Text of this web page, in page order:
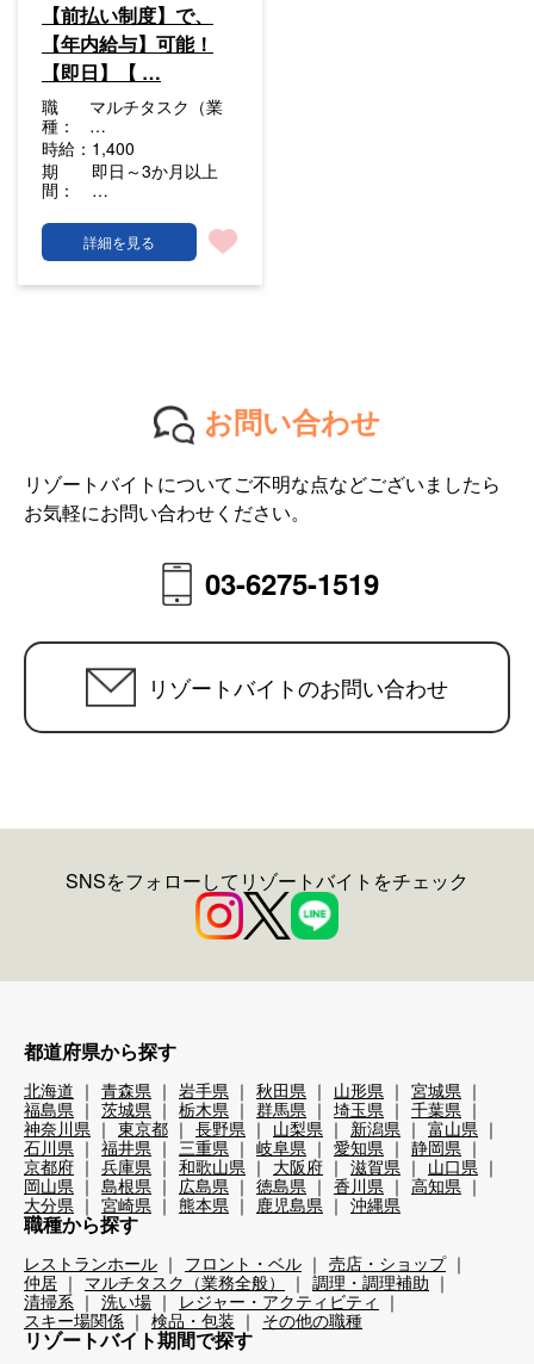
【前払い制度】で、
【年内給与】可能！
【即日】【 …
職
種：
マルチタスク（業
…
時給： 1,400
期
間：
即日～3か月以上
…
詳細を見る
お問い合わせ
リゾートバイトについてご不明な点などございましたら
お気軽にお問い合わせください。
03-6275-1519
リゾートバイトのお問い合わせ
SNSをフォローしてリゾートバイトをチェック
都道府県から探す
北海道 青森県 岩手県 秋田県 山形県
宮城県
福島県
茨城県 栃木県 群馬県 埼玉県
千葉県
神奈川県
東京都 長野県 山梨県 新潟県
富山県
石川県
福井県 三重県 岐阜県 愛知県
静岡県
京都府
兵庫県 和歌山県 大阪府 滋賀県
山口県
岡山県
島根県 広島県 徳島県 香川県
高知県
大分県
宮崎県 熊本県 鹿児島県 沖縄県
職種から探す
レストランホール フロント・ベル
売店・ショップ
仲居
マルチタスク（業務全般）
調理・調理補助
清掃系
洗い場
レジャー・アクティビティ
スキー場関係
検品・包装 その他の職種
リゾートバイト期間で探す